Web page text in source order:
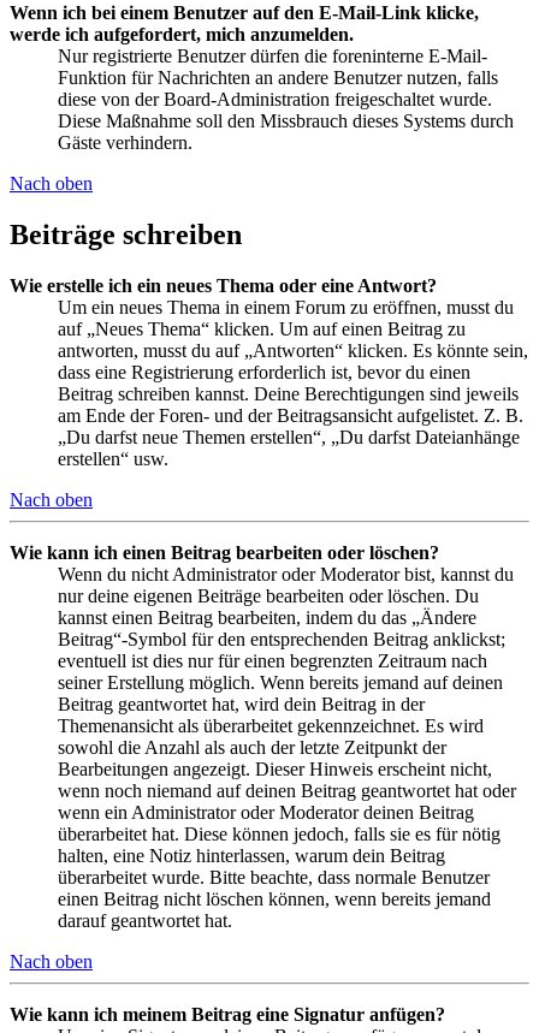
Wenn ich bei einem Benutzer auf den E-Mail-Link klicke,
werde ich aufgefordert, mich anzumelden.
Nur registrierte Benutzer dürfen die foreninterne E-Mail-
Funktion für Nachrichten an andere Benutzer nutzen, falls
diese von der Board-Administration freigeschaltet wurde.
Diese Maßnahme soll den Missbrauch dieses Systems durch
Gäste verhindern.
Nach oben
Beiträge schreiben
Wie erstelle ich ein neues Thema oder eine Antwort?
Um ein neues Thema in einem Forum zu eröffnen, musst du
auf „Neues Thema“ klicken. Um auf einen Beitrag zu
antworten, musst du auf „Antworten“ klicken. Es könnte sein,
dass eine Registrierung erforderlich ist, bevor du einen
Beitrag schreiben kannst. Deine Berechtigungen sind jeweils
am Ende der Foren- und der Beitragsansicht aufgelistet. Z. B.
„Du darfst neue Themen erstellen“, „Du darfst Dateianhänge
erstellen“ usw.
Nach oben
Wie kann ich einen Beitrag bearbeiten oder löschen?
Wenn du nicht Administrator oder Moderator bist, kannst du
nur deine eigenen Beiträge bearbeiten oder löschen. Du
kannst einen Beitrag bearbeiten, indem du das „Ändere
Beitrag“-Symbol für den entsprechenden Beitrag anklickst;
eventuell ist dies nur für einen begrenzten Zeitraum nach
seiner Erstellung möglich. Wenn bereits jemand auf deinen
Beitrag geantwortet hat, wird dein Beitrag in der
Themenansicht als überarbeitet gekennzeichnet. Es wird
sowohl die Anzahl als auch der letzte Zeitpunkt der
Bearbeitungen angezeigt. Dieser Hinweis erscheint nicht,
wenn noch niemand auf deinen Beitrag geantwortet hat oder
wenn ein Administrator oder Moderator deinen Beitrag
überarbeitet hat. Diese können jedoch, falls sie es für nötig
halten, eine Notiz hinterlassen, warum dein Beitrag
überarbeitet wurde. Bitte beachte, dass normale Benutzer
einen Beitrag nicht löschen können, wenn bereits jemand
darauf geantwortet hat.
Nach oben
Wie kann ich meinem Beitrag eine Signatur anfügen?